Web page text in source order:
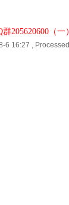
群205620600（一
6 16:27 ,